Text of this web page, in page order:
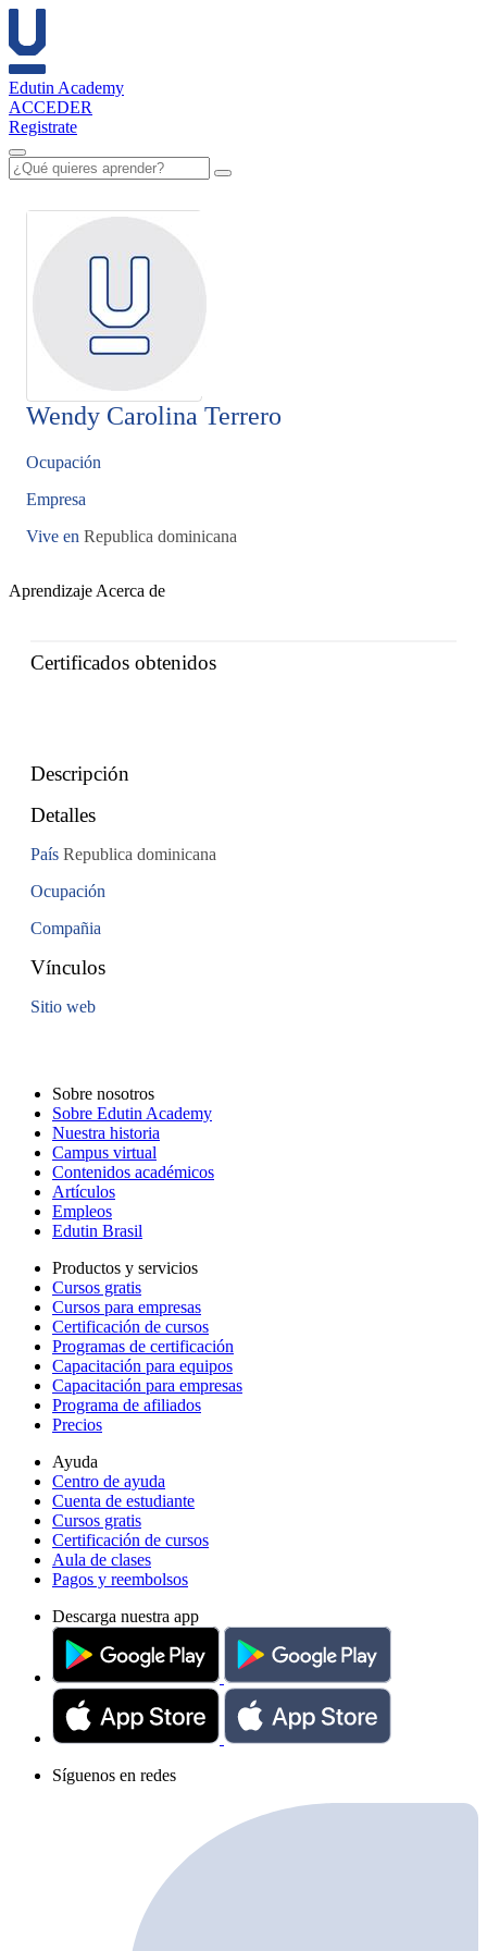
Edutin Academy
ACCEDER
Registrate
Wendy Carolina Terrero
Ocupación
Empresa
Vive en Republica dominicana
Aprendizaje Acerca de
Certificados obtenidos
Descripción
Detalles
País Republica dominicana
Ocupación
Compañia
Vínculos
Sitio web
Sobre nosotros
Sobre Edutin Academy
Nuestra historia
Campus virtual
Contenidos académicos
Artículos
Empleos
Edutin Brasil
Productos y servicios
Cursos gratis
Cursos para empresas
Certificación de cursos
Programas de certificación
Capacitación para equipos
Capacitación para empresas
Programa de afiliados
Precios
Ayuda
Centro de ayuda
Cuenta de estudiante
Cursos gratis
Certificación de cursos
Aula de clases
Pagos y reembolsos
Descarga nuestra app
Síguenos en redes